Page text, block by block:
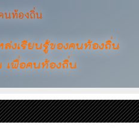
นท้องถิ่น
ล่งเรียนรู้ของคนท้องถิ่น
เพื่อคนท้องถิ่น